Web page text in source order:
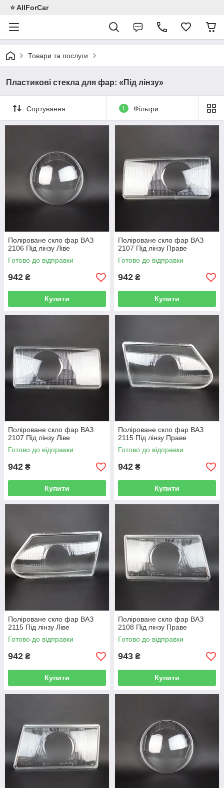
⭐️ AllForCar
Товари та послуги
Пластикові стекла для фар: «Під лінзу»
Сортування 1 Фільтри
Поліроване скло фар ВАЗ
2106 Під лінзу Ліве
Готово до відправки
942 ₴
Купити
Поліроване скло фар ВАЗ
2107 Під лінзу Праве
Готово до відправки
942 ₴
Купити
Поліроване скло фар ВАЗ
2107 Під лінзу Ліве
Готово до відправки
942 ₴
Купити
Поліроване скло фар ВАЗ
2115 Під лінзу Праве
Готово до відправки
942 ₴
Купити
Поліроване скло фар ВАЗ
2115 Під лінзу Ліве
Готово до відправки
942 ₴
Купити
Поліроване скло фар ВАЗ
2108 Під лінзу Праве
Готово до відправки
943 ₴
Купити